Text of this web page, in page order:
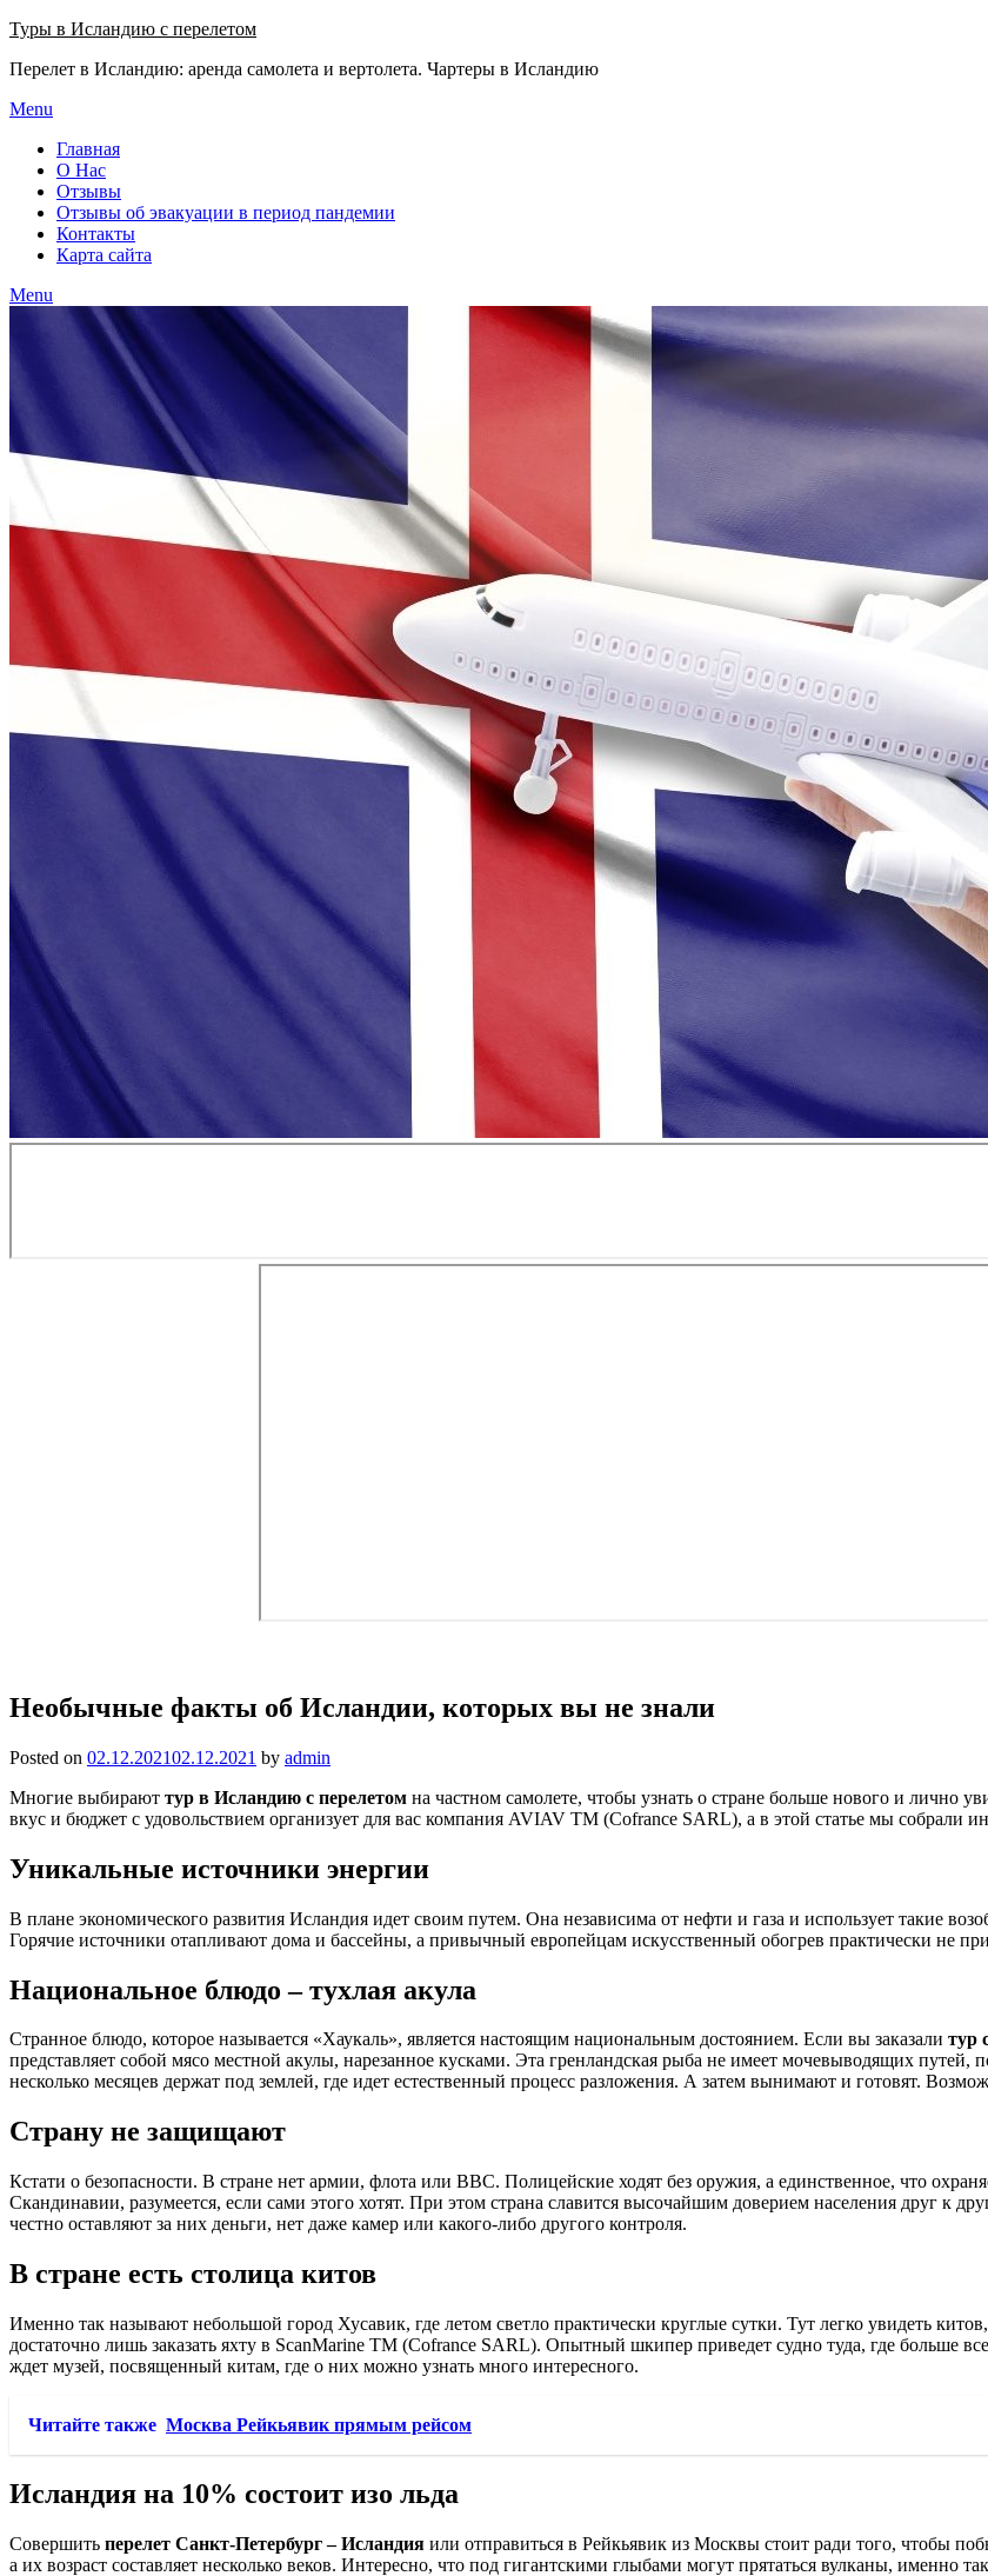
Туры в Исландию с перелетом
Перелет в Исландию: аренда самолета и вертолета. Чартеры в Исландию
Menu
Главная
О Нас
Отзывы
Отзывы об эвакуации в период пандемии
Контакты
Карта сайта
Menu
Необычные факты об Исландии, которых вы не знали
Posted on 02.12.202102.12.2021 by admin
Многие выбирают тур в Исландию с перелетом на частном самолете, чтобы узнать о стране больше нового и лично
вкус и бюджет с удовольствием организует для вас компания AVIAV TM (Cofrance SARL), а в этой статье мы
Уникальные источники энергии
В плане экономического развития Исландия идет своим путем. Она независима от нефти и газа и использует такие
Горячие источники отапливают дома и бассейны, а привычный европейцам искусственный обогрев практически не
Национальное блюдо – тухлая акула
Странное блюдо, которое называется «Хаукаль», является настоящим национальным достоянием. Если вы заказали тур
представляет собой мясо местной акулы, нарезанное кусками. Эта гренландская рыба не имеет мочевыводящих путей,
несколько месяцев держат под землей, где идет естественный процесс разложения. А затем вынимают и готовят.
Страну не защищают
Кстати о безопасности. В стране нет армии, флота или ВВС. Полицейские ходят без оружия, а единственное, что
Скандинавии, разумеется, если сами этого хотят. При этом страна славится высочайшим доверием населения друг к
честно оставляют за них деньги, нет даже камер или какого-либо другого контроля.
В стране есть столица китов
Именно так называют небольшой город Хусавик, где летом светло практически круглые сутки. Тут легко увидеть
достаточно лишь заказать яхту в ScanMarine TM (Cofrance SARL). Опытный шкипер приведет судно туда, где больше
ждет музей, посвященный китам, где о них можно узнать много интересного.
Читайте также Москва Рейкьявик прямым рейсом
Исландия на 10% состоит изо льда
Совершить перелет Санкт-Петербург – Исландия или отправиться в Рейкьявик из Москвы стоит ради того, чтобы
а их возраст составляет несколько веков. Интересно, что под гигантскими глыбами могут прятаться вулканы, именно